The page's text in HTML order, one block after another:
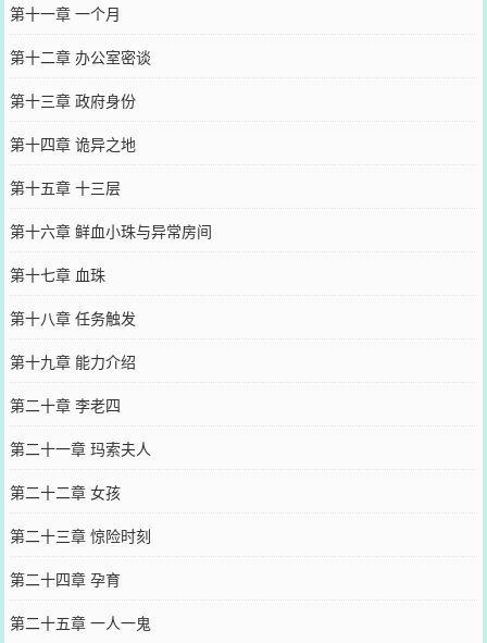
第十一章 一个月
第十二章 办公室密谈
第十三章 政府身份
第十四章 诡异之地
第十五章 十三层
第十六章 鲜血小珠与异常房间
第十七章 血珠
第十八章 任务触发
第十九章 能力介绍
第二十章 李老四
第二十一章 玛索夫人
第二十二章 女孩
第二十三章 惊险时刻
第二十四章 孕育
第二十五章 一人一鬼